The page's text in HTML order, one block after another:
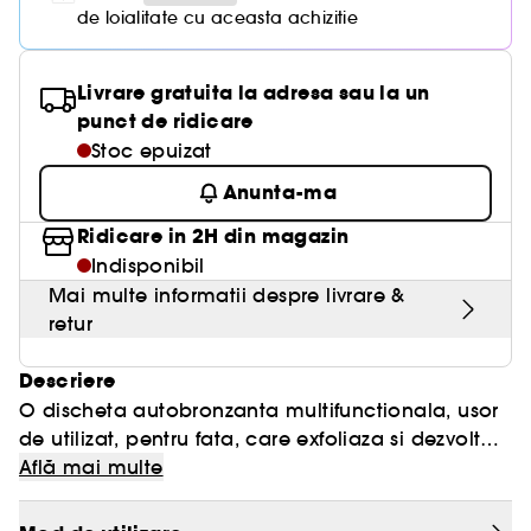
de loialitate cu aceasta achizitie
Livrare gratuita la adresa sau la un
punct de ridicare
Stoc epuizat
Anunta-ma
Ridicare in 2H din magazin
Indisponibil
Mai multe informatii despre livrare &
retur
Descriere
O discheta autobronzanta multifunctionala, usor
de utilizat, pentru fata, care exfoliaza si dezvolta
o stralucire naturala, fara soare, oferind in acelasi
timp beneficii anti-imbatranire vizibile. Acizii AHA
si BHA netezesc textura pielii pentru o aplicare
Află mai multe